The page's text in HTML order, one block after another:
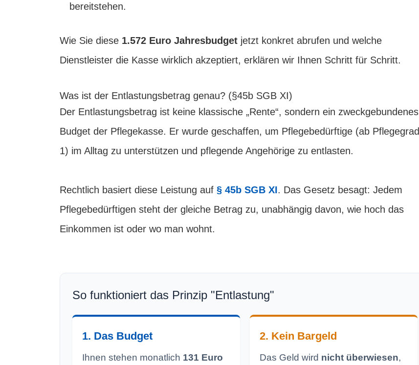
bereitstehen.
Wie Sie diese 1.572 Euro Jahresbudget jetzt konkret abrufen und welche
Dienstleister die Kasse wirklich akzeptiert, erklären wir Ihnen Schritt für Schritt.
Was ist der Entlastungsbetrag genau? (§45b SGB XI)
Der Entlastungsbetrag ist keine klassische „Rente“, sondern ein zweckgebundenes
Budget der Pflegekasse. Er wurde geschaffen, um Pflegebedürftige (ab Pflegegrad
1) im Alltag zu unterstützen und pflegende Angehörige zu entlasten.
Rechtlich basiert diese Leistung auf § 45b SGB XI. Das Gesetz besagt: Jedem
Pflegebedürftigen steht der gleiche Betrag zu, unabhängig davon, wie hoch das
Einkommen ist oder wo man wohnt.
So funktioniert das Prinzip "Entlastung"
1. Das Budget
Ihnen stehen monatlich 131 Euro
2. Kein Bargeld
Das Geld wird nicht überwiesen,